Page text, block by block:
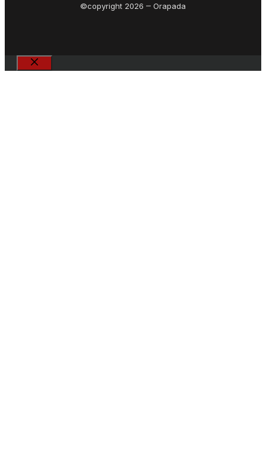
©copyright 2026 Orapada
Close